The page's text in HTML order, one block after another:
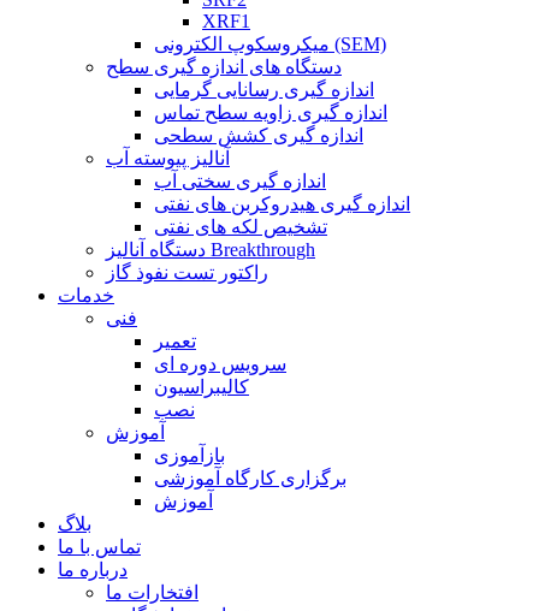
XRF1
میکروسکوپ الکترونی (SEM)
دستگاه های اندازه گیری سطح
اندازه گیری رسانایی گرمایی
اندازه گیری زاویه سطح تماس
اندازه گیری کشش سطحی
آنالیز پیوسته آب
اندازه گیری سختی آب
اندازه گیری هیدروکربن های نفتی
تشخیص لکه های نفتی
دستگاه آنالیز Breakthrough
راکتور تست نفوذ گاز
خدمات
فنی
تعمیر
سرویس دوره ای
کالیبراسیون
نصب
آموزش
بازآموزی
برگزاری کارگاه آموزشی
آموزش
بلاگ
تماس با ما
درباره ما
افتخارات ما